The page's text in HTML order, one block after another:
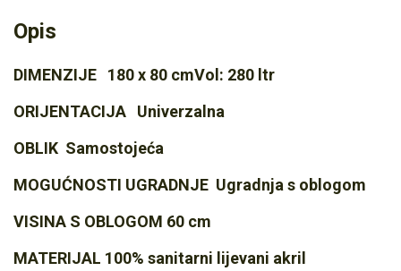
Opis
DIMENZIJE 180 x 80 cmVol: 280 ltr
ORIJENTACIJA Univerzalna
OBLIK Samostojeća
MOGUĆNOSTI UGRADNJE Ugradnja s oblogom
VISINA S OBLOGOM 60 cm
MATERIJAL 100% sanitarni lijevani akril